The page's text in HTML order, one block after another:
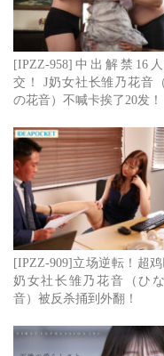
发行日：2026/01/13
女艺人名：林芽依
事务所：S-Flirt
身高/罩杯：161厘米/E
点击
[IPZZ-958]中出解禁16
交！ J奶女社长雏乃花音
の花音）不喊卡挨了20发！
[IPZZ-909]立场逆転！超鸡
奶女社长雏乃花音（ひ
音）被反杀捅到外翻！